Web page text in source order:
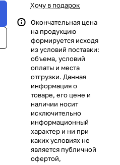
Хочу в подарок
Окончательная цена
на продукцию
формируется исходя
из условий поставки:
объема, условий
оплаты и места
отгрузки. Данная
информация о
товаре, его цене и
наличии носит
исключительно
информационный
характер и ни при
каких условиях не
является публичной
офертой,